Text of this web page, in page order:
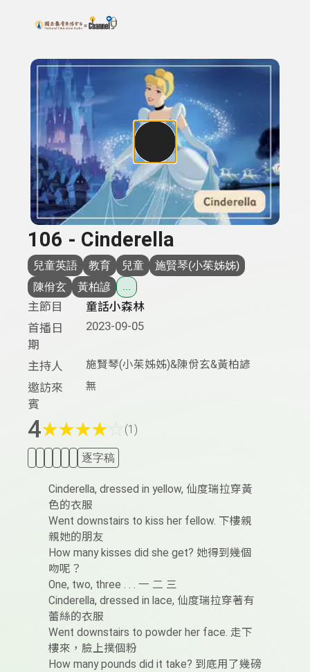
上方功能區塊
搜尋關鍵字：可輸入節目名稱、主持人或關鍵字
106 - Cinderella
兒童英語 教育 兒童
施賢琴(小茱姊姊)
陳佾玄
黃柏諺 ...
主節目
童話小森林
首播日
期
2023-09-05
主持人 施賢琴(小茱姊姊)&陳佾玄&黃柏諺
邀訪來
賓
無
4★★★★ (1)
逐字稿
Cinderella, dressed in yellow, 仙度瑞拉穿黃
色的衣服
Went downstairs to kiss her fellow. 下樓親
親她的朋友
How many kisses did she get? 她得到幾個
吻呢？
One, two, three . . . 一 二 三
Cinderella, dressed in lace, 仙度瑞拉穿著有
蕾絲的衣服
Went downstairs to powder her face. 走下
樓來，臉上撲個粉
How many pounds did it take? 到底用了幾磅